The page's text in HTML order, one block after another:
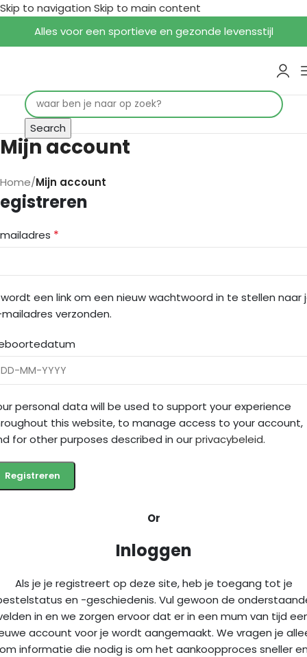
Skip to navigation Skip to main content
Alles voor een sportieve en gezonde levensstijl
Search
Mijn account
Home/Mijn account
*
wordt een link om een nieuw wachtwoord in te stellen naar
verzonden.
personal data will be used to support your experience
this website, to manage access to your account,
for other purposes described in ourprivacybeleid.
Registreren
Or
Inloggen
Als je je registreert op deze site, heb je toegang tot je
en -geschiedenis. Vul gewoon de
in en we zorgen ervoor dat er in een mum van tijd
account voor je wordt aangemaakt. We vragen je
informatie die nodig is om het aankoopproces sneller